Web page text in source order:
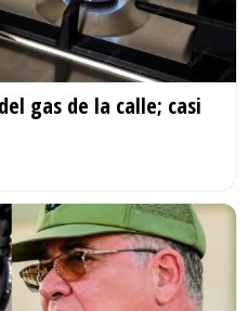
gas de la calle; casi